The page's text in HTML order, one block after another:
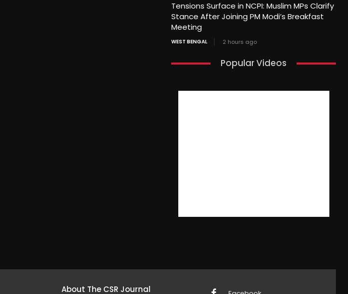
Tensions Surface in NCPI: Muslim MPs Clarify
Stance After Joining PM Modi’s Breakfast
Meeting
WEST BENGAL 2 hours ago
Popular Videos
About The CSR Journal